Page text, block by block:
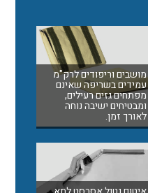
מושבים וריפודים לרק"מ
עמידים בשריפה שאינם
מפתחים גזים רעילים,
ומבטיחים ישיבה נוחה
לאורך זמן.